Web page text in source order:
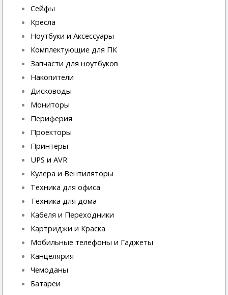
Сейфы
Кресла
Ноутбуки и Аксессуары
Комплектующие для ПК
Запчасти для ноутбуков
Накопители
Дисководы
Мониторы
Периферия
Проекторы
Принтеры
UPS и AVR
Кулера и Вентиляторы
Техника для офиса
Техника для дома
Кабеля и Переходники
Картриджи и Краска
Мобильные телефоны и Гаджеты
Канцелярия
Чемоданы
Батареи